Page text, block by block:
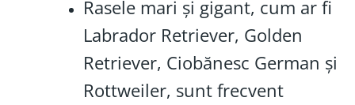
Rasele mari și gigant, cum ar fi
Labrador Retriever, Golden
Retriever, Ciobănesc German și
Rottweiler, sunt frecvent